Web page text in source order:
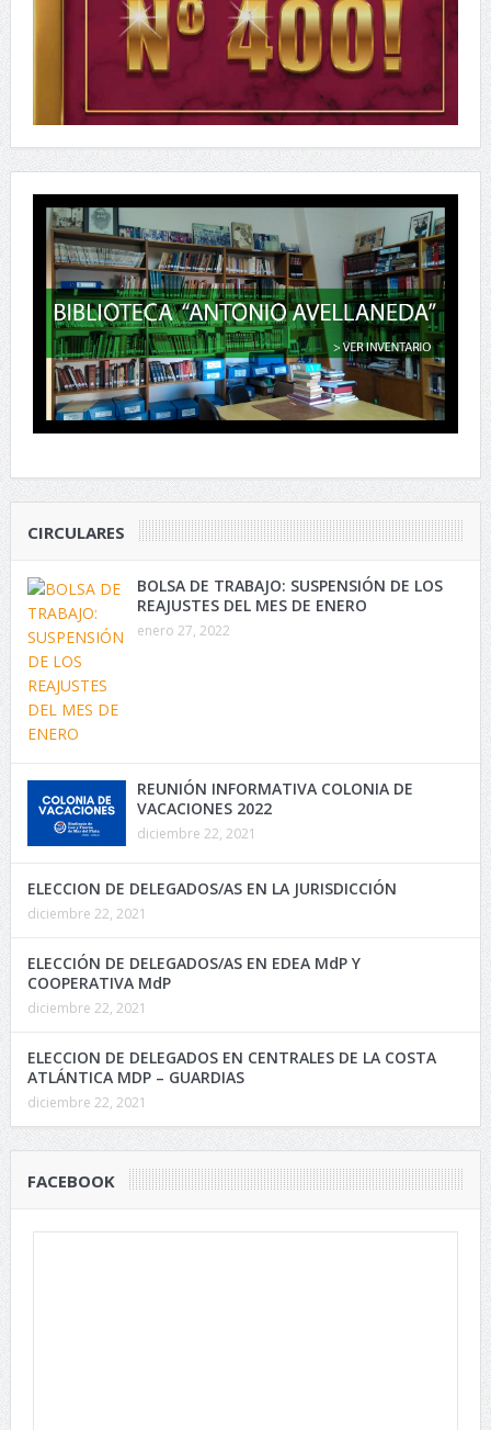
CIRCULARES
BOLSA DE TRABAJO: SUSPENSIÓN DE LOS
REAJUSTES DEL MES DE ENERO
enero 27, 2022
REUNIÓN INFORMATIVA COLONIA DE
VACACIONES 2022
diciembre 22, 2021
ELECCION DE DELEGADOS/AS EN LA JURISDICCIÓN
diciembre 22, 2021
ELECCIÓN DE DELEGADOS/AS EN EDEA MdP Y
COOPERATIVA MdP
diciembre 22, 2021
ELECCION DE DELEGADOS EN CENTRALES DE LA COSTA
ATLÁNTICA MDP – GUARDIAS
diciembre 22, 2021
FACEBOOK